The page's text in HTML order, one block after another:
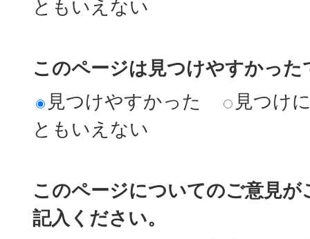
ともいえない
このページは見つけやすかった
見つけやすかった
見つけ
ともいえない
このページについてのご意見
記入ください。